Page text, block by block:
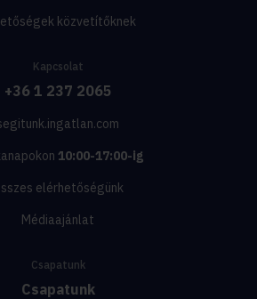
közvetítőknek
Kapcsolat
+36 1 237 2065
10:00-17:00-ig
elérhetőségünk
Médiaajánlat
Csapatunk
Csapatunk